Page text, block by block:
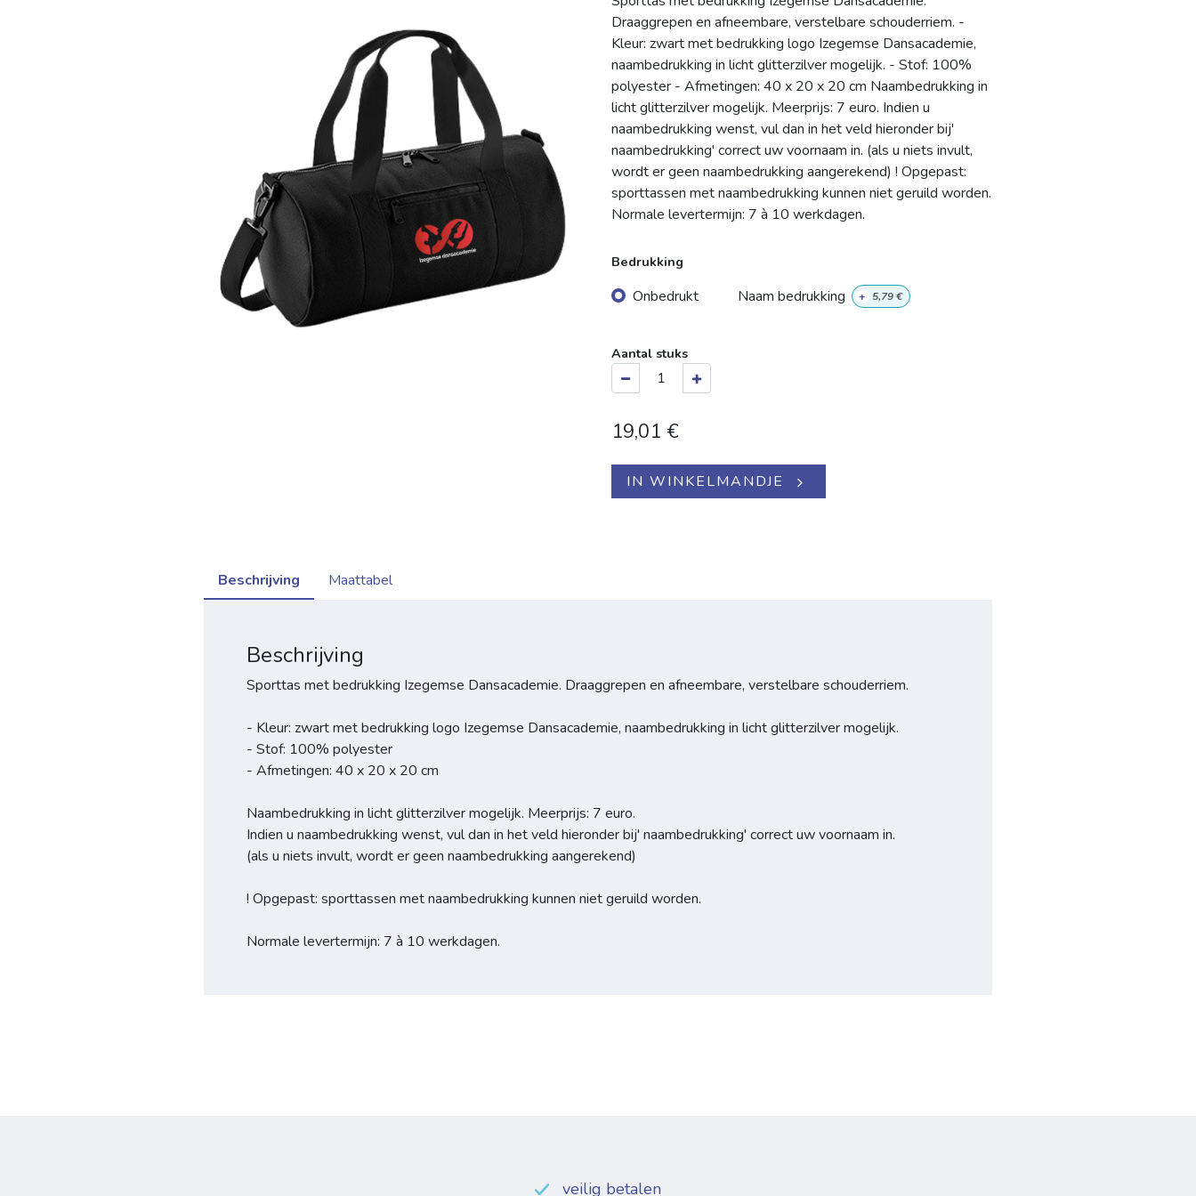
Draaggrepen en afneembare, verstelbare schouderriem. -
Kleur: zwart met bedrukking logo Izegemse Dansacademie,
naambedrukking in licht glitterzilver mogelijk. - Stof: 100%
polyester - Afmetingen: 40 x 20 x 20 cm Naambedrukking in
licht glitterzilver mogelijk. Meerprijs: 7 euro. Indien u
naambedrukking wenst, vul dan in het veld hieronder bij'
naambedrukking' correct uw voornaam in. (als u niets invult,
wordt er geen naambedrukking aangerekend) ! Opgepast:
sporttassen met naambedrukking kunnen niet geruild worden.
Normale levertermijn: 7 à 10 werkdagen.
Bedrukking
Onbedrukt Naam bedrukking + 5,79€
Aantal stuks
19,01 €
IN WINKELMANDJE
Beschrijving Maattabel
Beschrijving
Sporttas met bedrukking Izegemse Dansacademie. Draaggrepen en afneembare, verstelbare schouderriem.
- Kleur: zwart met bedrukking logo Izegemse Dansacademie, naambedrukking in licht glitterzilver mogelijk.
- Stof: 100% polyester
- Afmetingen: 40 x 20 x 20 cm
Naambedrukking in licht glitterzilver mogelijk. Meerprijs: 7 euro.
Indien u naambedrukking wenst, vul dan in het veld hieronder bij' naambedrukking' correct uw voornaam in.
(als u niets invult, wordt er geen naambedrukking aangerekend)
! Opgepast: sporttassen met naambedrukking kunnen niet geruild worden.
Normale levertermijn: 7 à 10 werkdagen.
veilig betalen